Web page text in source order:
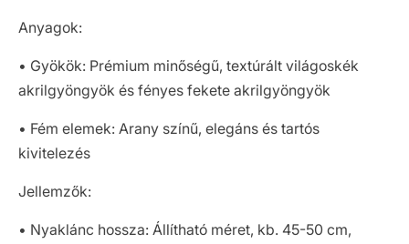
Anyagok:
• Gyökök: Prémium minőségű, textúrált világoskék
akrilgyöngyök és fényes fekete akrilgyöngyök
• Fém elemek: Arany színű, elegáns és tartós
kivitelezés
Jellemzők:
• Nyaklánc hossza: Állítható méret, kb. 45-50 cm,